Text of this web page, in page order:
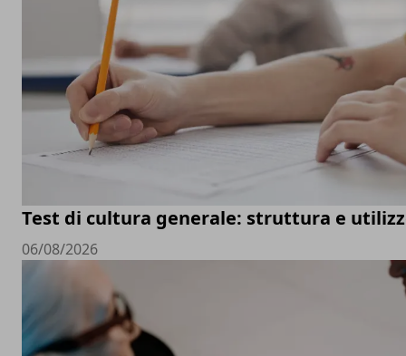
Test di cultura generale: struttura e
06/08/2026